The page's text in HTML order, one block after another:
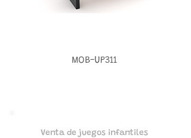
MOB-UP311
Venta de juegos infantiles